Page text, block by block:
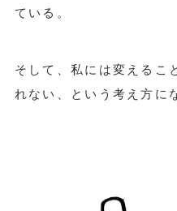
ている。
そして、私には変えるこ
れない、という考え方に